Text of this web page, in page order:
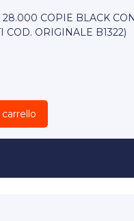
28.000 COPIE BLACK
COD. ORIGINALE B1322)